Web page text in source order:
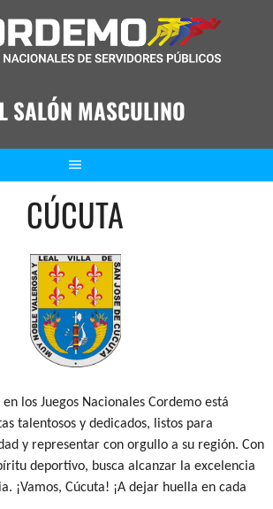
SALÓN MASCULINO
CÚCUTA
los Juegos Nacionales Cordemo está
talentosos y dedicados, listos para
y representar con orgullo a su región. Con
deportivo, busca alcanzar la excelencia
¡Vamos, Cúcuta! ¡A dejar huella en cada